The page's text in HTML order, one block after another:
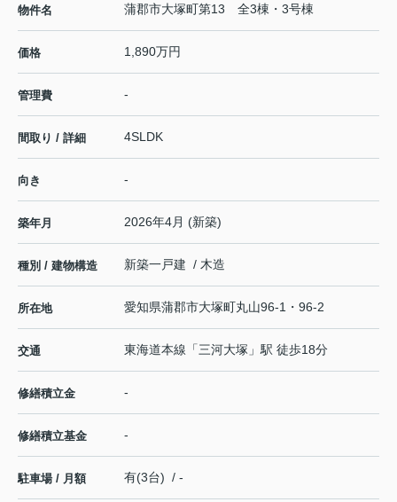
物件名 蒲郡市大塚町第13 全3棟・3号棟
価格 1,890万円
管理費 -
間取り / 詳細 4SLDK
向き -
築年月 2026年4月 (新築)
種別 / 建物構造 新築一戸建 / 木造
所在地 愛知県蒲郡市大塚町丸山96-1・96-2
交通 東海道本線 「三河大塚 」駅 徒歩18分
修繕積立金 -
修繕積立基金 -
駐車場 / 月額 有(3台) / -